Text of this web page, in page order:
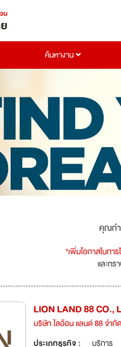
ค้นหางาน
คุณกำ
*เพิ่มโอกาสในการ
และท
LION LAND 88 CO.,
บริษัท ไลอ้อน แลนด์ 88 จำกัด
ประเภทธุรกิจ :
บริการ